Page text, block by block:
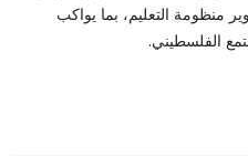
منظومة التعليم، بما يواكب
الفلسطيني.